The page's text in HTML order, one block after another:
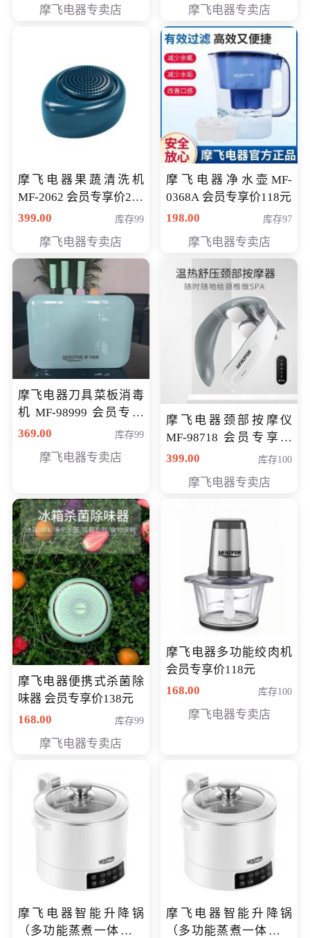
摩飞电器专卖店 摩飞电器专卖店
摩飞电器果蔬清洗机
MF-2062 会员专享价268
元
399.00 库存99
摩飞电器专卖店
摩飞电器净水壶MF-
0368A 会员专享价118元
198.00
库存97
摩飞电器专卖店
摩飞电器刀具菜板消毒
机 MF-98999 会员专享
价286元
369.00 库存99
摩飞电器专卖店
摩飞电器颈部按摩仪
MF-98718 会员专享价
299元
399.00 库存100
摩飞电器专卖店
摩飞电器便携式杀菌除
味器 会员专享价138元
168.00
库存99
摩飞电器专卖店
摩飞电器多功能绞肉机
会员专享价118元
168.00
库存100
摩飞电器专卖店
摩飞电器智能升降锅
（多功能蒸煮一体锅）
摩飞电器智能升降锅
（多功能蒸煮一体锅）